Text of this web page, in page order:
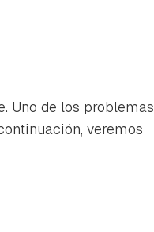
Uno de los problemas
veremos